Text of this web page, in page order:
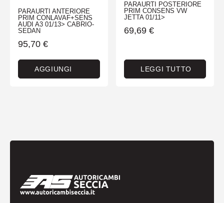
PARAURTI ANTERIORE
PRIM CONLAVAF+SENS
AUDI A3 01/13> CABRIO-
SEDAN
95,70 €
AGGIUNGI
PARAURTI POSTERIORE
PRIM CONSENS VW
JETTA 01/11>
69,69 €
LEGGI TUTTO